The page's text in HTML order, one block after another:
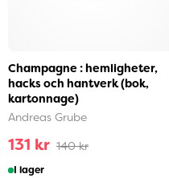
Champagne : hemligheter,
hacks och hantverk (bok,
kartonnage)
Andreas Grube
131 kr 140 kr
I lager